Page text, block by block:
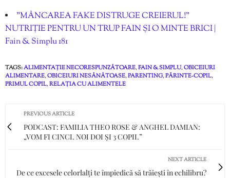
”MÂNCAREA FAKE DISTRUGE CREIERUL!”
NUTRIȚIE PENTRU UN TRUP FAIN ȘI O MINTE BRICI |
Fain & Simplu 181
TAGS:ALIMENTAȚIE NECORESPUNZĂTOARE,FAIN & SIMPLU,OBICEIURI
ALIMENTARE,OBICEIURI NESĂNĂTOASE,PARENTING,PĂRINTE-COPIL,
PRIMUL COPIL,RELAȚIA CU ALIMENTELE
PREVIOUS ARTICLE
PODCAST: FAMILIA THEO ROSE & ANGHEL DAMIAN:
„VOM FI CINCI. NOI DOI ȘI 3 COPII.”
NEXT ARTICLE
De ce excesele celorlalți te împiedică să trăiești în echilibru?